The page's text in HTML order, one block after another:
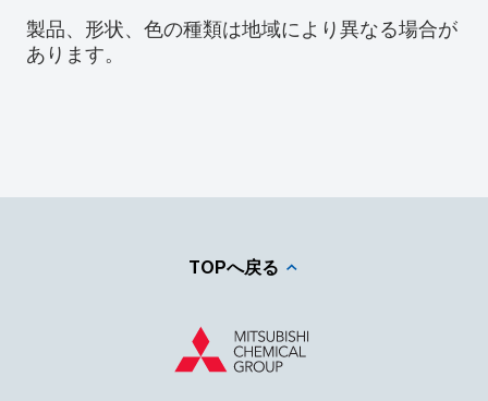
製品、形状、色の種類は地域により異なる場合が
あります。
TOPへ戻る